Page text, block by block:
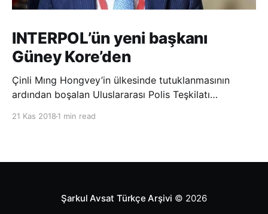
INTERPOL’ün yeni başkanı
Güney Kore’den
Çinli Mıng Hongvey’in ülkesinde tutuklanmasının
ardından boşalan Uluslararası Polis Teşkilatı
21 Kas 2018 1 min read
Şarkul Avsat Türkçe Arşivi © 2026